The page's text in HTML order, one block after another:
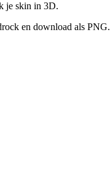
je skin in 3D.
en download als PNG.